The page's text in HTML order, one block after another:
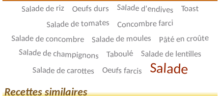
Salade de riz Oeufs durs Salade d'endives Toast
Salade de tomates Concombre farci
Salade de concombre Salade de moules Pâté en croûte
Salade de champignons Taboulé Salade de lentilles
Salade de carottes Oeufs farcis Salade
Recettes similaires